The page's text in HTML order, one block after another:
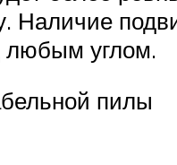
Наличие
любым углом.
пилы